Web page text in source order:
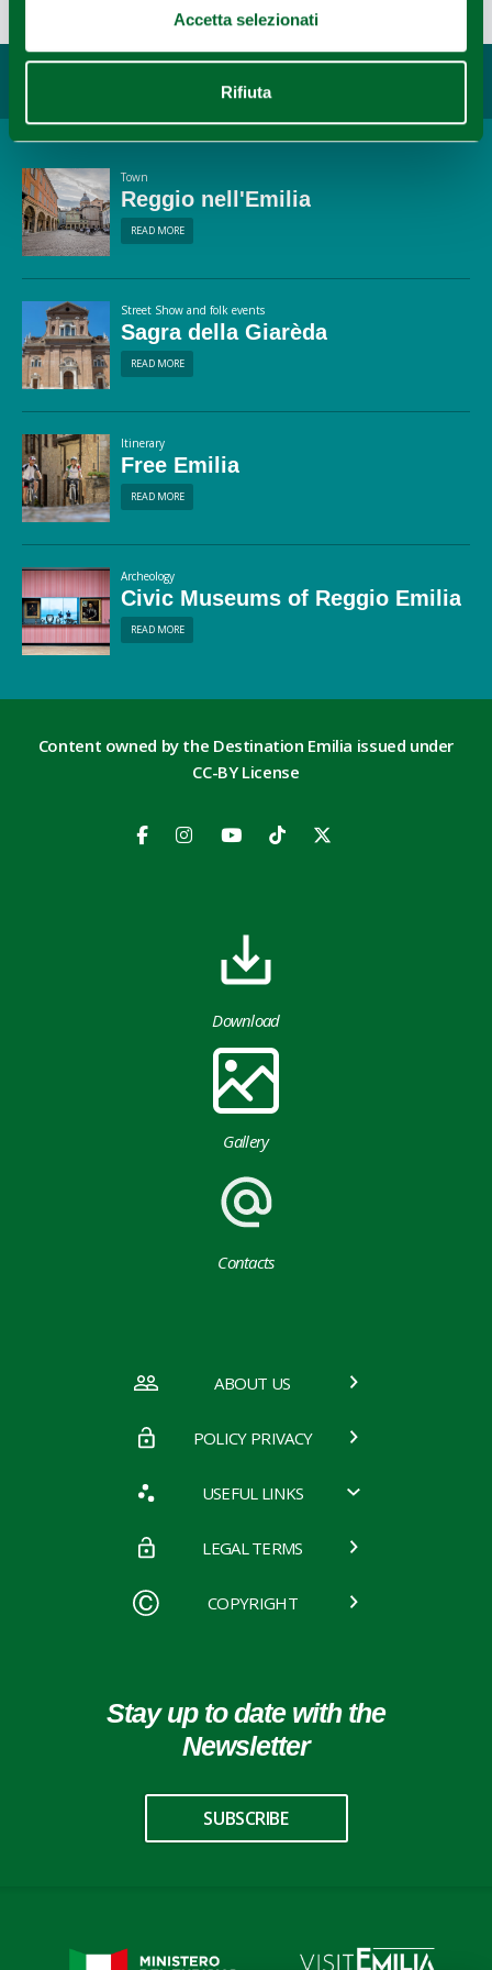
Accetta selezionati
Rifiuta
You may also like...
Town
Reggio nell'Emilia
READ MORE
Street Show and folk events
Sagra della Giarèda
READ MORE
Itinerary
Free Emilia
READ MORE
Archeology
Civic Museums of Reggio Emilia
READ MORE
Content owned by the Destination Emilia issued under
CC-BY License
Download
Gallery
Contacts
ABOUT US
POLICY PRIVACY
USEFUL LINKS
LEGAL TERMS
COPYRIGHT
Stay up to date with the
Newsletter
SUBSCRIBE